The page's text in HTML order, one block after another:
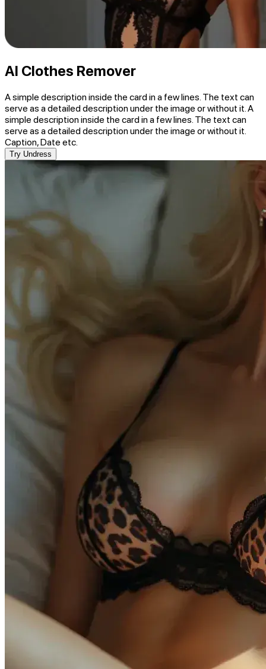
AI Clothes Remover
A simple description inside the card in a few lines. The text can
serve as a detailed description under the image or without it. A
simple description inside the card in a few lines. The text can
serve as a detailed description under the image or without it.
Caption, Date etc.
Try Undress